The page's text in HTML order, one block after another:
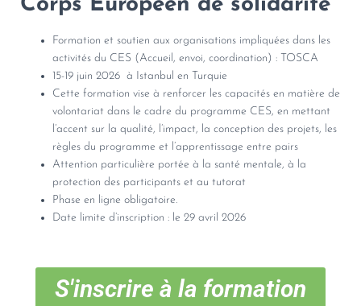
Corps Européen de solidarité
Formation et soutien aux organisations impliquées dans les
activités du CES (Accueil, envoi, coordination) : TOSCA
15-19 juin 2026 à Istanbul en Turquie
Cette formation vise à renforcer les capacités en matière de
volontariat dans le cadre du programme CES, en mettant
l’accent sur la qualité, l’impact, la conception des projets, les
règles du programme et l’apprentissage entre pairs
Attention particulière portée à la santé mentale, à la
protection des participants et au tutorat
Phase en ligne obligatoire.
Date limite d’inscription : le 29 avril 2026
S'inscrire à la formation